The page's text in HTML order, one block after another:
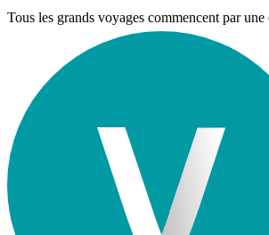
Tous les grands voyages commencent par une